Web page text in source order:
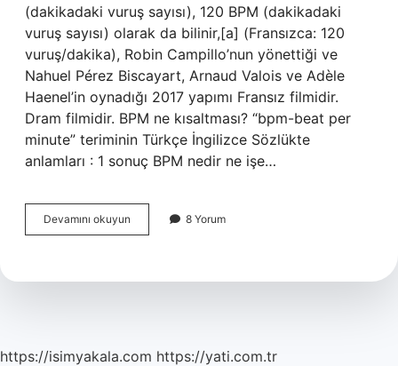
(dakikadaki vuruş sayısı), 120 BPM (dakikadaki
vuruş sayısı) olarak da bilinir,[a] (Fransızca: 120
vuruş/dakika), Robin Campillo’nun yönettiği ve
Nahuel Pérez Biscayart, Arnaud Valois ve Adèle
Haenel’in oynadığı 2017 yapımı Fransız filmidir.
Dram filmidir. BPM ne kısaltması? “bpm-beat per
minute” teriminin Türkçe İngilizce Sözlükte
anlamları : 1 sonuç BPM nedir ne işe…
Devamını okuyun
Neyin
8 Yorum
https://isimyakala.com https://yati.com.tr